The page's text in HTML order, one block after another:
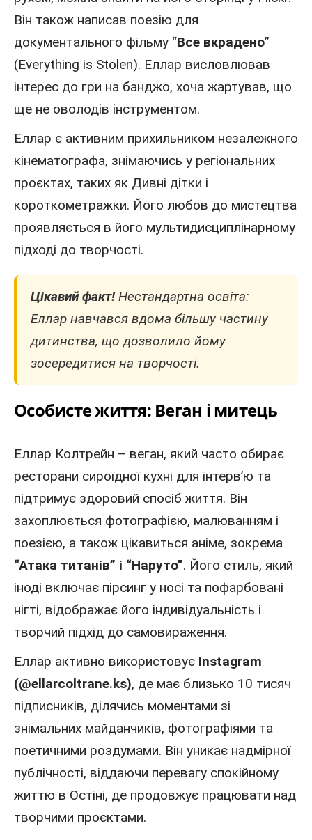
Він також написав поезію для
документального фільму “Все вкрадено”
(Everything is Stolen). Еллар висловлював
інтерес до гри на банджо, хоча жартував, що
ще не оволодів інструментом.
Еллар є активним прихильником незалежного
кінематографа, знімаючись у регіональних
проєктах, таких як Дивні дітки і
короткометражки. Його любов до мистецтва
проявляється в його мультидисциплінарному
підході до творчості.
Цікавий факт!Нестандартна освіта:
Еллар навчався вдома більшу частину
дитинства, що дозволило йому
зосередитися на творчості.
Особисте життя: Веган і митець
Еллар Колтрейн – веган, який часто обирає
ресторани сироїдної кухні для інтерв’ю та
підтримує здоровий спосіб життя. Він
захоплюється фотографією, малюванням і
поезією, а також цікавиться аніме, зокрема
“Атака титанів” і “Наруто”. Його стиль, який
іноді включає пірсинг у носі та пофарбовані
нігті, відображає його індивідуальність і
творчий підхід до самовираження.
Еллар активно використовує Instagram
(@ellarcoltrane.ks), де має близько 10 тисяч
підписників, ділячись моментами зі
знімальних майданчиків, фотографіями та
поетичними роздумами. Він уникає надмірної
публічності, віддаючи перевагу спокійному
життю в Остіні, де продовжує працювати над
творчими проєктами.